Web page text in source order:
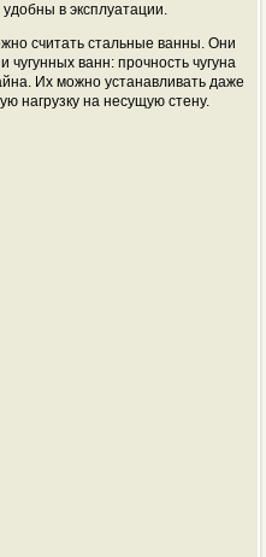
в эксплуатации.
считать стальные ванны. Они
ванн: прочность чугуна
Их можно устанавливать даже
нагрузку на несущую стену.